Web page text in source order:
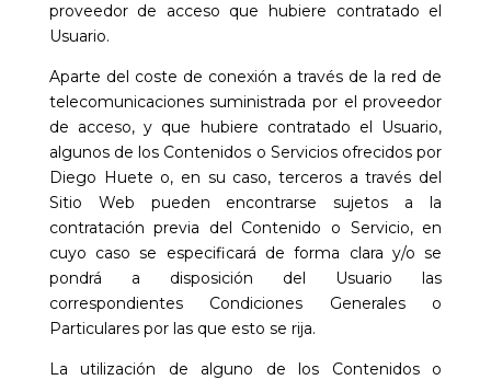
proveedor de acceso que hubiere contratado el
Usuario.
Aparte del coste de conexión a través de la red de
telecomunicaciones suministrada por el proveedor
de acceso, y que hubiere contratado el Usuario,
algunos de los Contenidos o Servicios ofrecidos por
Diego Huete o, en su caso, terceros a través del
Sitio Web pueden encontrarse sujetos a la
contratación previa del Contenido o Servicio, en
cuyo caso se especificará de forma clara y/o se
pondrá a disposición del Usuario las
correspondientes Condiciones Generales o
Particulares por las que esto se rija.
La utilización de alguno de los Contenidos o